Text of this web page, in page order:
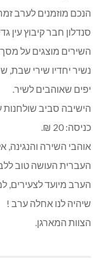
הנכם מוזמנים לערב
סנדלון חבר קיבוץ עין
השירים מוצגים על
נשיר יחדיו שירי שבת,
יפים שאוהבים לשיר.
הישיבה סביב שולחנות
כניסה: 20 ₪.
אוהבי השירה
העברית העושה טוב
הערב מיועד לצעירים,
שיהיה לנו אחלה ערב !
הצוות המארגן.